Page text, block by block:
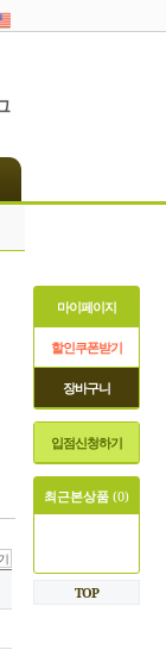
마이페이지
할인쿠폰받기
장바구니
입점신청하기
최근본상품 (0)
TOP